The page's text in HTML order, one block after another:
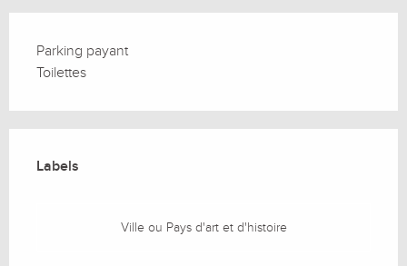
Parking payant
Toilettes
Labels
Labels
Ville ou Pays d'art et d'histoire